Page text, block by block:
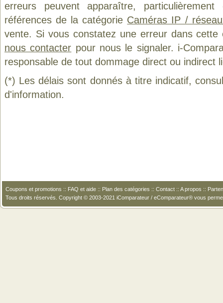
erreurs peuvent apparaître,
références de la catégorie Caméras IP /
vente. Si vous constatez une erreur dans
nous contacter pour nous le signaler. i-
responsable de tout dommage direct ou indirect
(*) Les délais sont donnés à titre indicatif,
d'information.
Coupons et promotions :: FAQ et aide :: Plan des catégories :: Contact :: A propos ::
Tous droits réservés. Copyright © 2003-2021 iComparateur / eComparateur® vous